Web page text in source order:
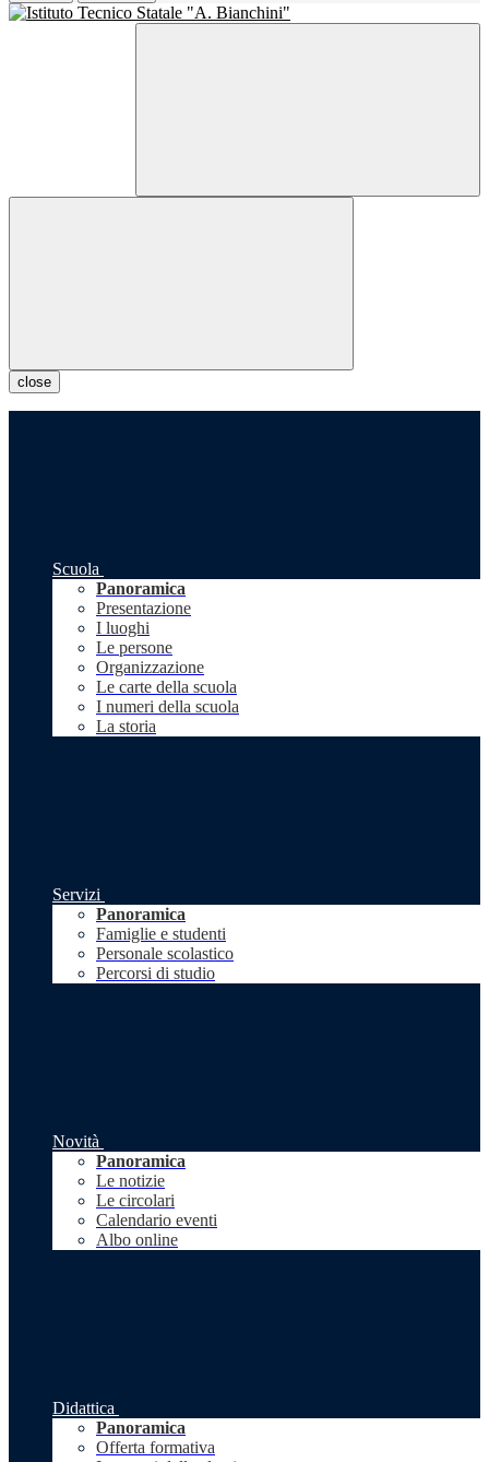
close
Scuola
Panoramica
Presentazione
I luoghi
Le persone
Organizzazione
Le carte della scuola
I numeri della scuola
La storia
Servizi
Panoramica
Famiglie e studenti
Personale scolastico
Percorsi di studio
Novità
Panoramica
Le notizie
Le circolari
Calendario eventi
Albo online
Didattica
Panoramica
Offerta formativa